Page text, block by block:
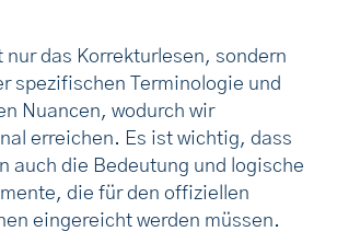
das Korrekturlesen, sondern
spezifischen Terminologie und
Nuancen, wodurch wir
erreichen. Es ist wichtig, dass
auch die Bedeutung und logische
die für den offiziellen
eingereicht werden müssen.